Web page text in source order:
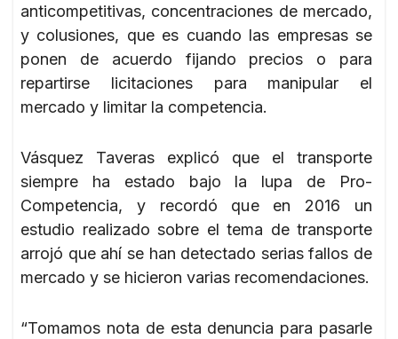
anticompetitivas, concentraciones de mercado,
y colusiones, que es cuando las empresas se
ponen de acuerdo fijando precios o para
repartirse licitaciones para manipular el
mercado y limitar la competencia.
Vásquez Taveras explicó que el transporte
siempre ha estado bajo la lupa de Pro-
Competencia, y recordó que en 2016 un
estudio realizado sobre el tema de transporte
arrojó que ahí se han detectado serias fallos de
mercado y se hicieron varias recomendaciones.
“Tomamos nota de esta denuncia para pasarle